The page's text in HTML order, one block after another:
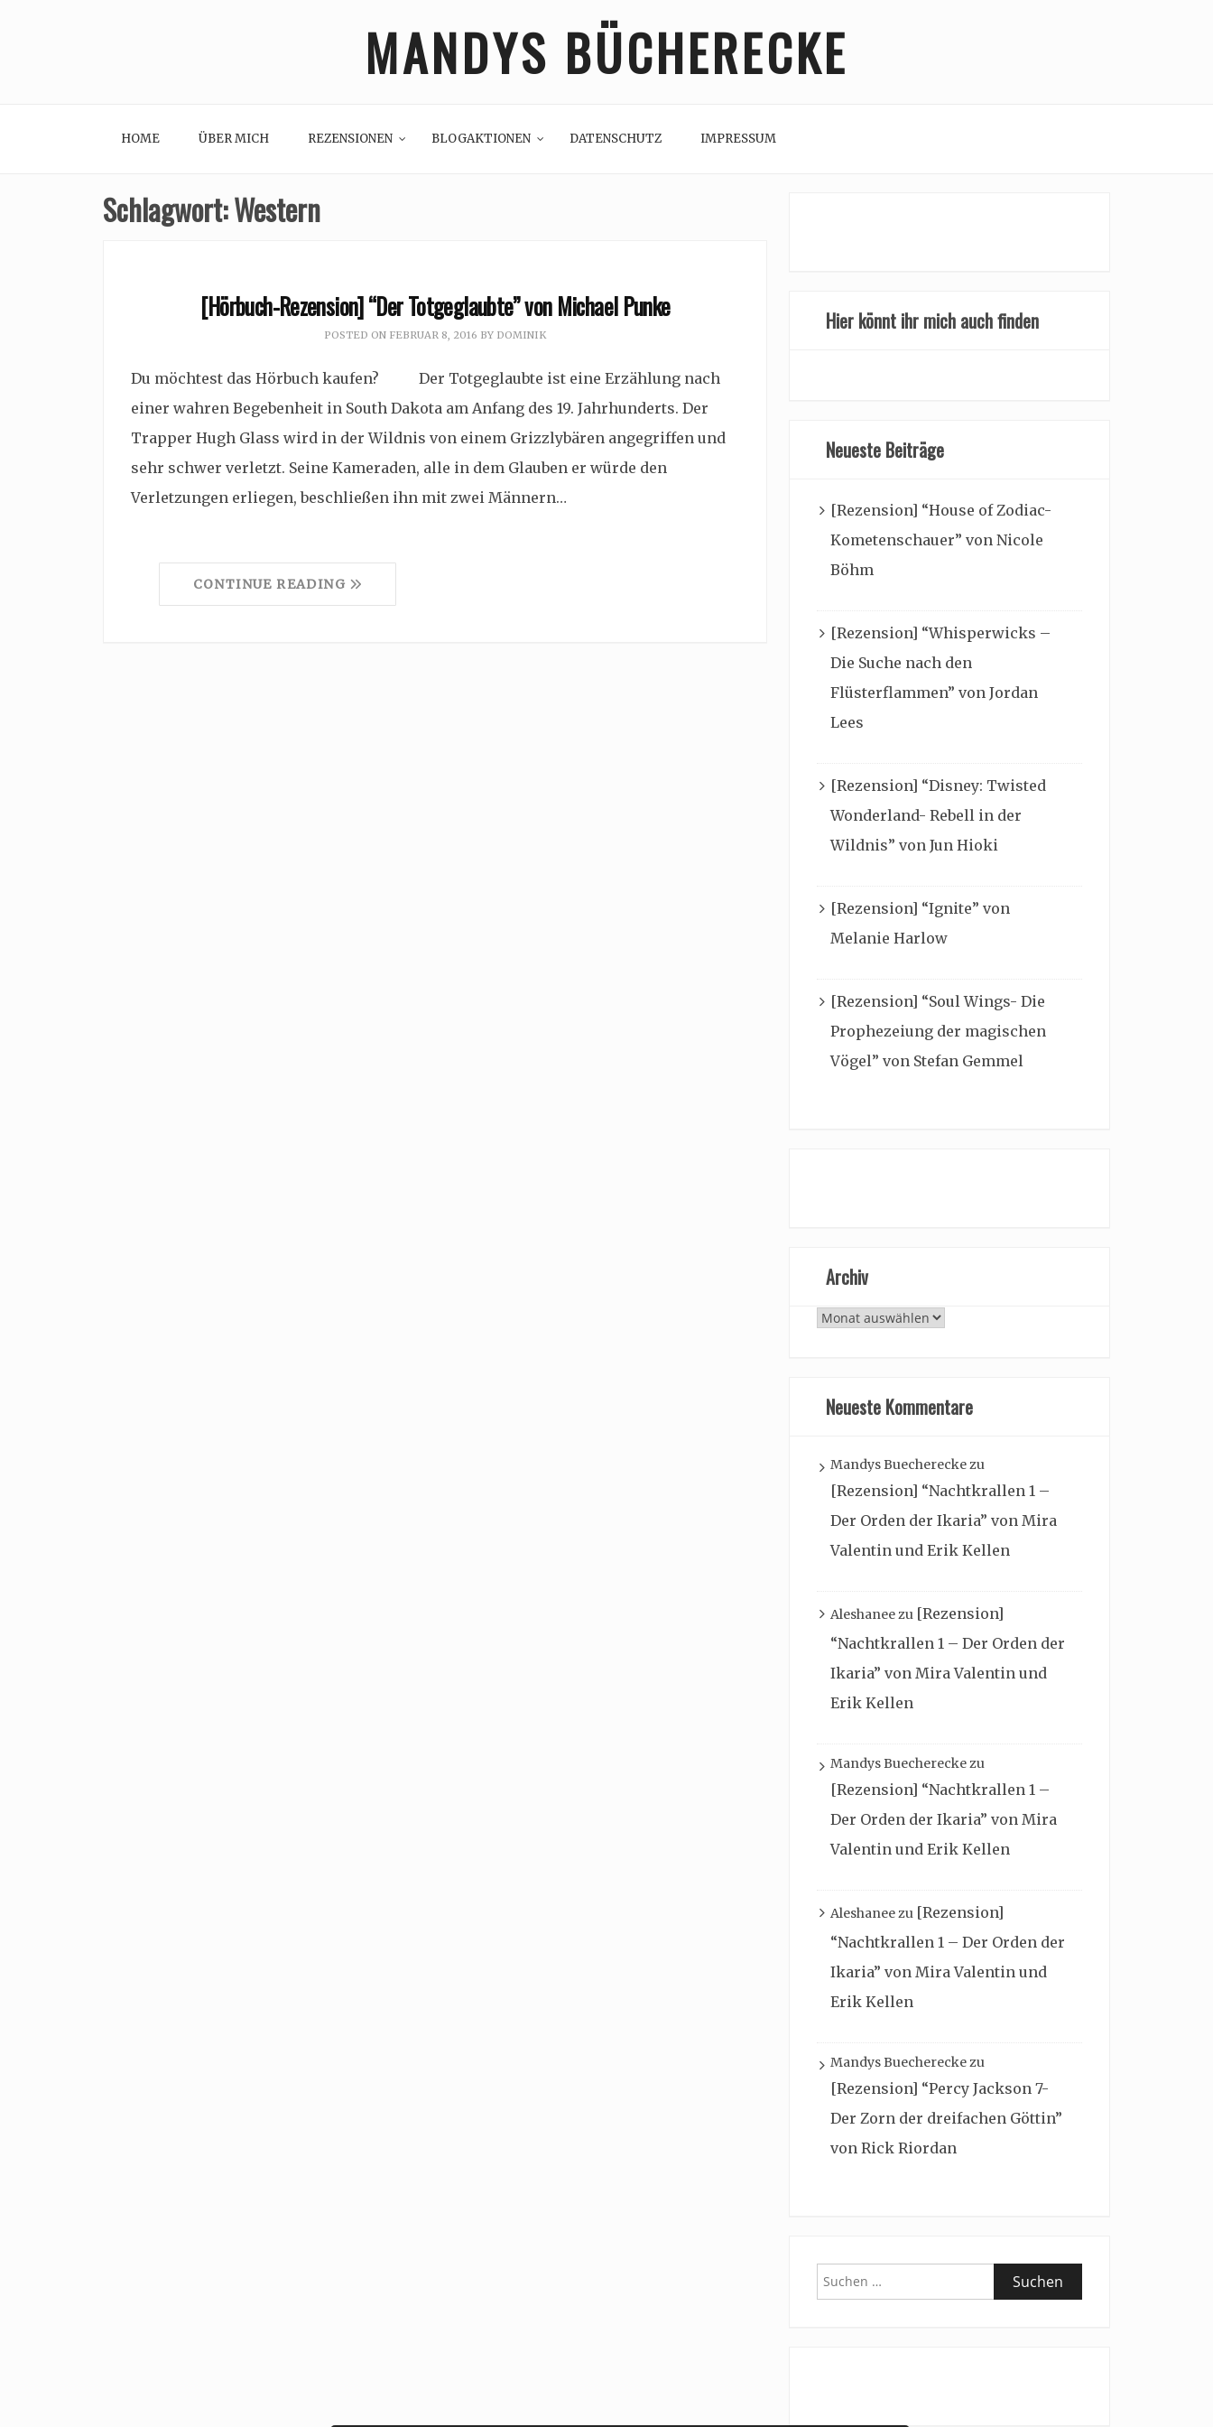
MANDYS BÜCHERECKE
HOME ÜBER MICH REZENSIONEN BLOGAKTIONEN DATENSCHUTZ IMPRESSUM
Schlagwort:Western
[Hörbuch-Rezension] “Der Totgeglaubte” von Michael Punke
POSTED ON FEBRUAR 8, 2016 BY DOMINIK
Du möchtest das Hörbuch kaufen? Der Totgeglaubte ist eine Erzählung nach
einer wahren Begebenheit in South Dakota am Anfang des 19. Jahrhunderts. Der
Trapper Hugh Glass wird in der Wildnis von einem Grizzlybären angegriffen und
sehr schwer verletzt. Seine Kameraden, alle in dem Glauben er würde den
Verletzungen erliegen, beschließen ihn mit zwei Männern…
CONTINUE READING
Hier könnt ihr mich auch finden
Neueste Beiträge
[Rezension] “House of Zodiac-
Kometenschauer” von Nicole
Böhm
[Rezension] “Whisperwicks –
Die Suche nach den
Flüsterflammen” von Jordan
Lees
[Rezension] “Disney: Twisted
Wonderland- Rebell in der
Wildnis” von Jun Hioki
[Rezension] “Ignite” von
Melanie Harlow
[Rezension] “Soul Wings- Die
Prophezeiung der magischen
Vögel” von Stefan Gemmel
Archiv
Archiv
Neueste Kommentare
Mandys Buechereckezu
[Rezension] “Nachtkrallen 1 –
Der Orden der Ikaria” von Mira
Valentin und Erik Kellen
Aleshaneezu [Rezension]
“Nachtkrallen 1 – Der Orden der
Ikaria” von Mira Valentin und
Erik Kellen
Mandys Buechereckezu
[Rezension] “Nachtkrallen 1 –
Der Orden der Ikaria” von Mira
Valentin und Erik Kellen
Aleshaneezu [Rezension]
“Nachtkrallen 1 – Der Orden der
Ikaria” von Mira Valentin und
Erik Kellen
Mandys Buechereckezu
[Rezension] “Percy Jackson 7-
Der Zorn der dreifachen Göttin”
von Rick Riordan
Suchen
nach: